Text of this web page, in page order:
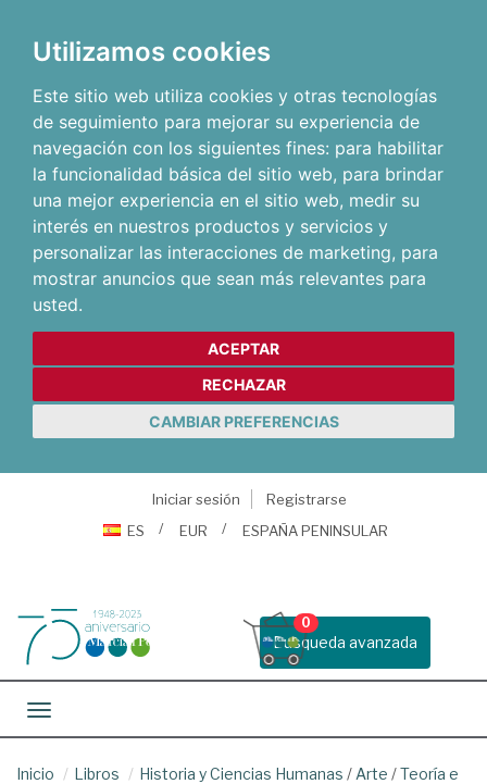
Utilizamos cookies
Este sitio web utiliza cookies y otras tecnologías
de seguimiento para mejorar su experiencia de
navegación con los siguientes fines: para habilitar
la funcionalidad básica del sitio web, para brindar
una mejor experiencia en el sitio web, medir su
interés en nuestros productos y servicios y
personalizar las interacciones de marketing, para
mostrar anuncios que sean más relevantes para
usted.
ACEPTAR
RECHAZAR
CAMBIAR PREFERENCIAS
Iniciar sesión
Registrarse
ES
EUR ESPAÑA PENINSULAR
Busqueda avanzada
0
Toggle navigation
Inicio Libros Historia y Ciencias Humanas / Arte /Teoría e